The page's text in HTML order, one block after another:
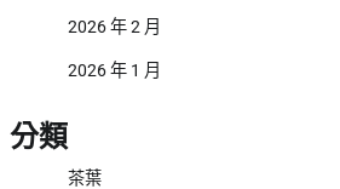
2026 年 2 月
2026 年 1 月
分類
茶葉